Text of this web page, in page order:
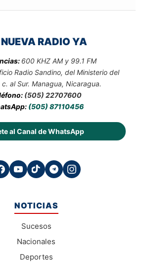
RADIO YA
600 KHZ AM y 99.1 FM
Radio Sandino, del Ministerio del
al Sur. Managua, Nicaragua.
(505) 22707600
(505) 87110456
al Canal de WhatsApp
NOTICIAS
Sucesos
Nacionales
Deportes